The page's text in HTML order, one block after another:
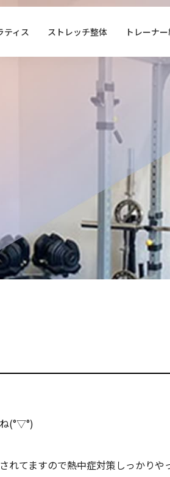
ティス ストレッチ整体 トレーナ
(°▽°)
てますので熱中症対策しっかりや